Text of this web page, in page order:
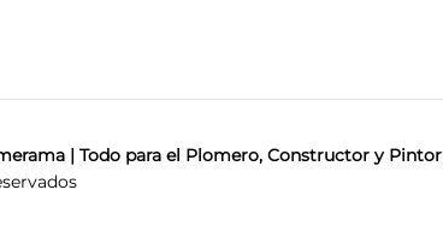
| Todo para el Plomero, Constructor y Pintor